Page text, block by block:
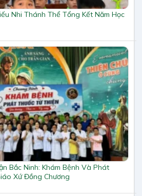
Nhi Thánh Thể Tổng Kết Năm Học
Bắc Ninh: Khám Bệnh Và Phát
Xứ Đồng Chương